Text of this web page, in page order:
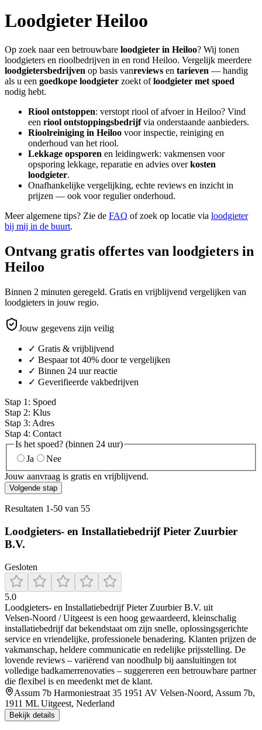
LoodgieterHeiloo
Op zoek naar een betrouwbare loodgieter in Heiloo? Wij tonen
loodgieters en rioolbedrijven in en rond Heiloo. Vergelijk meerdere
loodgietersbedrijven op basis vanreviews en tarieven — handig
als u een goedkope loodgieter zoekt ofloodgieter met spoed
nodig hebt.
Riool ontstoppen: verstopt riool of afvoer in Heiloo? Vind
een riool ontstoppingsbedrijfvia onderstaande aanbieders.
Rioolreiniging in Heiloo voor inspectie, reiniging en
onderhoud van het riool.
Lekkage opsporen en leidingwerk: vakmensen voor
opsporing lekkage, reparatie en advies overkosten
loodgieter.
Onafhankelijke vergelijking, echte reviews en inzicht in
prijzen — ook voor regulier onderhoud.
Meer algemene tips? Zie de FAQ of zoek op locatie via loodgieter
bij mij in de buurt.
Ontvang gratis offertes van loodgieters in
Heiloo
Binnen 2 minuten geregeld. Gratis en vrijblijvend vergelijken van
loodgieters in jouw regio.
Jouw gegevens zijn veilig
✓ Gratis & vrijblijvend
✓ Bespaar tot 40% door te vergelijken
✓ Binnen 24 uur reactie
✓ Geverifieerde vakbedrijven
Stap 1 : Spoed
Stap 2: Klus
Stap 3: Adres
Stap 4: Contact
Is het spoed? (binnen 24 uur)
Ja
Nee
Jouw aanvraag is gratis en vrijblijvend.
Volgende stap
Resultaten 1-50 van 55
Loodgieters- en Installatiebedrijf Pieter Zuurbier
B.V.
Gesloten
5.0
Loodgieters‑ en Installatiebedrijf Pieter Zuurbier B.V. uit
Velsen‑Noord / Uitgeest is een hoog gewaardeerd, kleinschalig
installatiebedrijf dat bekendstaat om zijn snelle, oplossingsgerichte
service en vriendelijke, professionele benadering. Klanten prijzen de
vakmanschap, heldere communicatie en redelijke prijsstelling. De
lovende reviews – variërend van noodhulp bij aansluitingen tot
volledige badkamerrenovaties – suggereren een betrouwbare partner
die flexibel is en meedenkt met de klant.
Assum 7b Harmoniestraat 35 1951 AV Velsen-Noord, Assum 7b,
1911 ML Uitgeest, Nederland
Bekijk details